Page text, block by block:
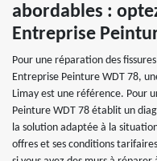
abordables :
Entreprise
Pour une réparation des
Entreprise Peinture WDT 78,
Limay est une référence. Pour
Peinture WDT 78 établit un
la solution adaptée à la
offres et ses conditions